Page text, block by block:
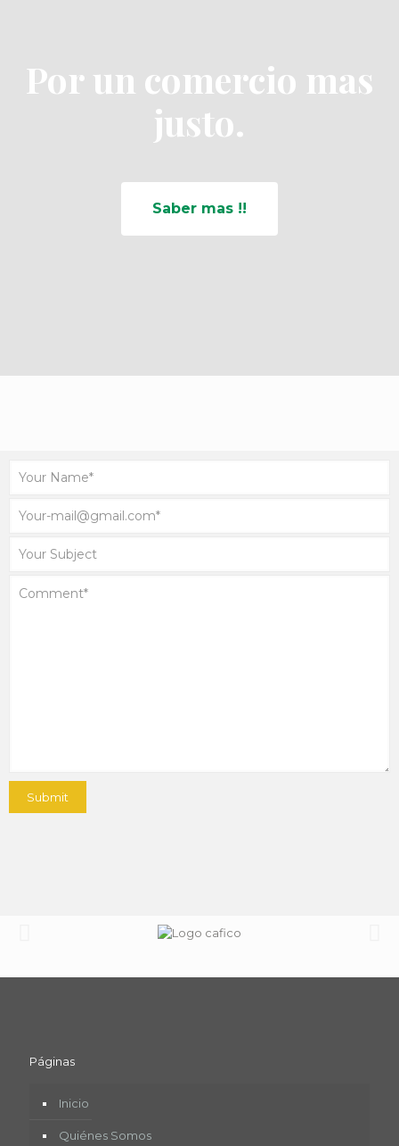
Por un comercio mas
justo.
Saber mas !!
Páginas
Inicio
Quiénes Somos